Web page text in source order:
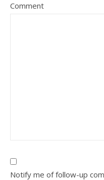
Comment
Notify me of follow-up